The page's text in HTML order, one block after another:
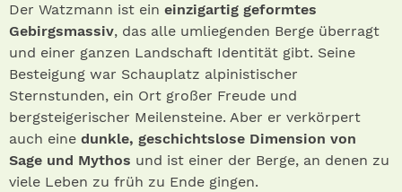
Der Watzmann ist ein einzigartig geformtes
Gebirgsmassiv, das alle umliegenden Berge überragt
und einer ganzen Landschaft Identität gibt. Seine
Besteigung war Schauplatz alpinistischer
Sternstunden, ein Ort großer Freude und
bergsteigerischer Meilensteine. Aber er verkörpert
auch eine dunkle, geschichtslose Dimension von
Sage und Mythos und ist einer der Berge, an denen zu
viele Leben zu früh zu Ende gingen.